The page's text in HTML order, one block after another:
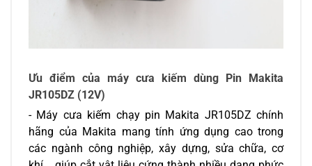
Ưu điểm của máy cưa kiếm dùng Pin Makita
JR105DZ (12V)
- Máy cưa kiếm chạy pin Makita JR105DZ chính
hãng của Makita mang tính ứng dụng cao trong
các ngành công nghiệp, xây dựng, sửa chữa, cơ